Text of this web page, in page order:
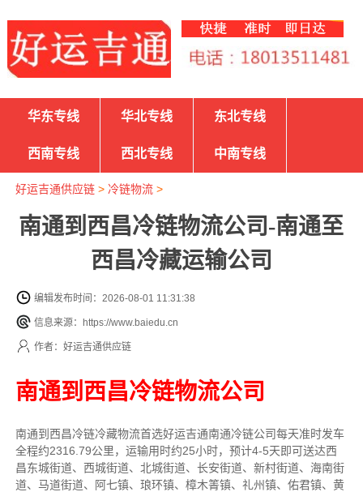
华东专线 华北专线 东北专线
西南专线 西北专线 中南专线
好运吉通供应链> 冷链物流>
南通到西昌冷链物流公司-南通至
西昌冷藏运输公司
编辑发布时间：2026-08-01 11:31:38
信息来源：https://www.baiedu.cn
作者：好运吉通供应链
南通到西昌冷链物流公司
南通到西昌冷链冷藏物流首选好运吉通南通冷链公司每天准时发车
全程约2316.79公里，运输用时约25小时，预计4-5天即可送达西
昌东城街道、西城街道、北城街道、长安街道、新村街道、海南街
道、马道街道、阿七镇、琅环镇、樟木箐镇、礼州镇、佑君镇、黄